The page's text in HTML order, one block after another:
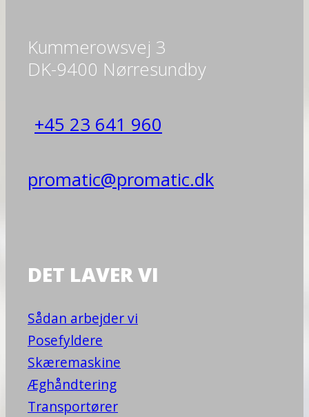
Kummerowsvej 3
DK-9400 Nørresundby
+45 23 641 960
promatic@promatic.dk
DET LAVER VI
Sådan arbejder vi
Posefyldere
Skæremaskine
Æghåndtering
Transportører